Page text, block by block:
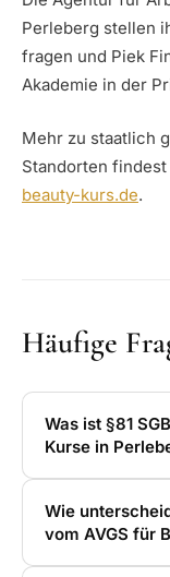
Perleberg stellen
fragen und Piek
Akademie in der
Mehr zu staatlich
Standorten
beauty-kurs.de.
Häufige
Was ist §81
Kurse in
Wie
vom AVGS für